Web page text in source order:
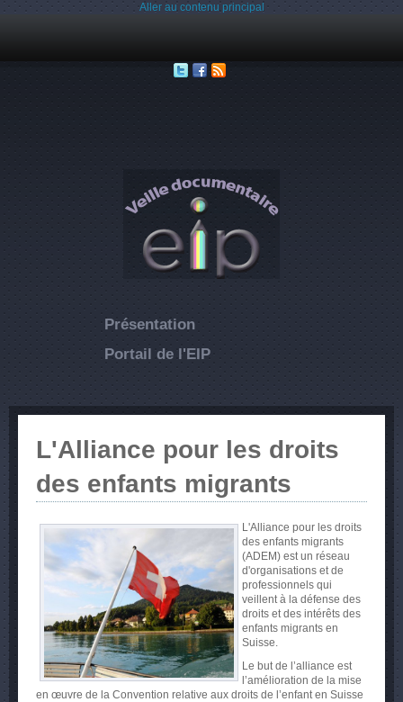
Aller au contenu principal
Présentation
Portail de l'EIP
L'Alliance pour les droits
des enfants migrants
L'Alliance pour les droits
des enfants migrants
(ADEM) est un réseau
d'organisations et de
professionnels qui
veillent à la défense des
droits et des intérêts des
enfants migrants en
Suisse.
Le but de l’alliance est
l’amélioration de la mise
en œuvre de la Convention relative aux droits de l’enfanten Suisse